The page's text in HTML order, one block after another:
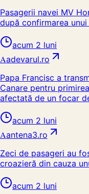
Pasagerii navei MV
după confirmarea
acum 2 luni
Aadevarul.ro
Papa Francisc a
Canare pentru
afectată de un focar
acum 2 luni
Aantena3.ro
Zeci de pasageri au
croazieră din cauza
acum 2 luni